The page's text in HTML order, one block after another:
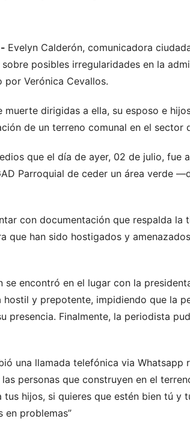
Evelyn Calderón, comunicadora
posibles irregularidades en la
por Verónica Cevallos.
muerte dirigidas a ella, su esposo e
de un terreno comunal en el sector
que el día de ayer, 02 de julio,
Parroquial de ceder un área verde
con documentación que respalda
que han sido hostigados y
encontró en el lugar con la
y prepotente, impidiendo que la
presencia. Finalmente, la periodista
una llamada telefónica via Whatsapp
personas que construyen en el
tus hijos, si quieres que estén bien tú y
en problemas”